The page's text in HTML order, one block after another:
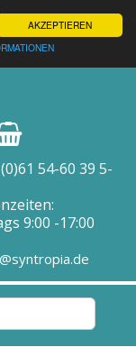
AKZEPTIEREN
54-60 39 5-
9:00 -17:00